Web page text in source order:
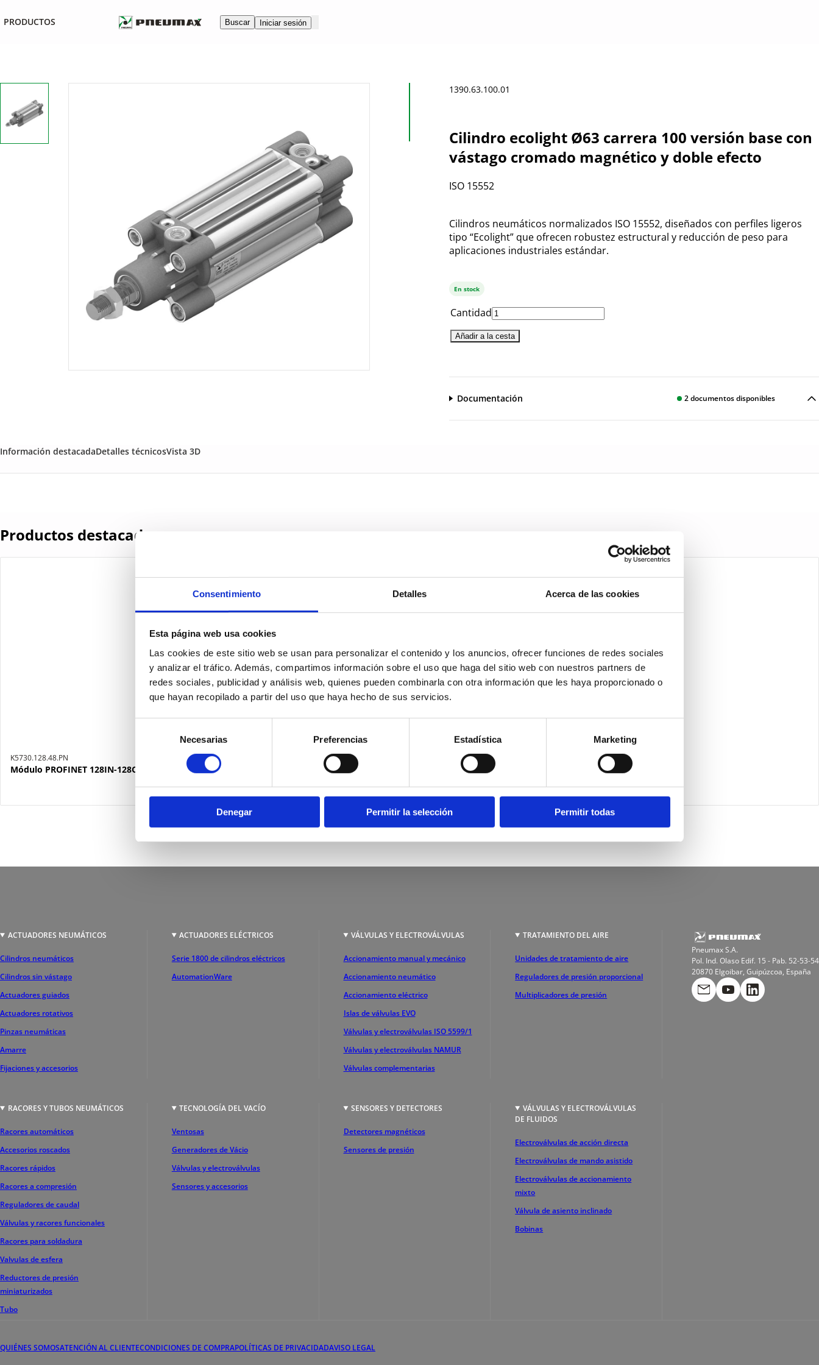
Consentimiento Detalles Acerca de las cookies
Esta página web usa cookies
Las cookies de este sitio web se usan para personalizar el contenido y los anuncios, ofrecer funciones de redes sociales
y analizar el tráfico. Además, compartimos información sobre el uso que haga del sitio web con nuestros partners de
redes sociales, publicidad y análisis web, quienes pueden combinarla con otra información que les haya proporcionado o
que hayan recopilado a partir del uso que haya hecho de sus servicios.
consentimiento
Necesarias Preferencias Estadística Marketing
Denegar Permitir la selección Permitir todas
PRODUCTOS Buscar Iniciar sesión
1390.63.100.01
Cilindro ecolight Ø63 carrera 100 versión base con
vástago cromado magnético y doble efecto
ISO 15552
Cilindros neumáticos normalizados ISO 15552, diseñados con perfiles ligeros
tipo “Ecolight” que ofrecen robustez estructural y reducción de peso para
aplicaciones industriales estándar.
En stock
Cantidad
Añadir a la cesta
Documentación 2documentos disponibles
Información destacadaDetalles técnicosVista 3D
Productos destacados
K5730.128.48.PN
Módulo PROFINET 128IN-128OUT (48 fijos)
ACTUADORES NEUMÁTICOS
Cilindros neumáticos
Cilindros sin vástago
Actuadores guiados
Actuadores rotativos
Pinzas neumáticas
Amarre
Fijaciones y accesorios
ACTUADORES ELÉCTRICOS
Serie 1800 de cilindros eléctricos
AutomationWare
VÁLVULAS Y ELECTROVÁLVULAS
Accionamiento manual y mecánico
Accionamiento neumático
Accionamiento eléctrico
Islas de válvulas EVO
Válvulas y electroválvulas ISO 5599/1
Válvulas y electroválvulas NAMUR
Válvulas complementarias
TRATAMIENTO DEL AIRE
Unidades de tratamiento de aire
Reguladores de presión proporcional
Multiplicadores de presión
RACORES Y TUBOS NEUMÁTICOS
Racores automáticos
Accesorios roscados
Racores rápidos
Racores a compresión
Reguladores de caudal
Válvulas y racores funcionales
Racores para soldadura
Valvulas de esfera
Reductores de presión
miniaturizados
Tubo
TECNOLOGÍA DEL VACÍO
Ventosas
Generadores de Vácio
Válvulas y electroválvulas
Sensores y accesorios
SENSORES Y DETECTORES
Detectores magnéticos
Sensores de presión
VÁLVULAS Y ELECTROVÁLVULAS
DE FLUIDOS
Electroválvulas de acción directa
Electroválvulas de mando asistido
Electroválvulas de accionamiento
mixto
Válvula de asiento inclinado
Bobinas
Pneumax S.A.
Pol. Ind. Olaso Edif. 15 - Pab. 52-53-54
20870 Elgoibar, Guipúzcoa, España
QUIÉNES SOMOSATENCIÓN AL CLIENTECONDICIONES DE COMPRAPOLÍTICAS DE PRIVACIDADAVISO LEGAL